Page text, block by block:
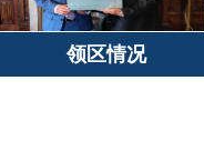
领区情况